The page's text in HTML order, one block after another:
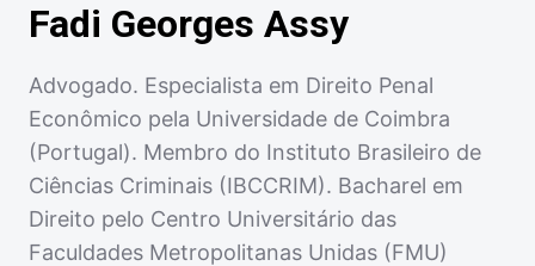
Fadi Georges Assy
Advogado. Especialista em Direito Penal
Econômico pela Universidade de Coimbra
(Portugal). Membro do Instituto Brasileiro de
Ciências Criminais (IBCCRIM). Bacharel em
Direito pelo Centro Universitário das
Faculdades Metropolitanas Unidas (FMU)